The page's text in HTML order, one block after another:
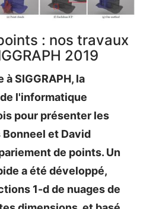
: nos travaux
2019
à SIGGRAPH, la
l'informatique
pour présenter les
et David
de points. Un
a été développé,
1-d de nuages de